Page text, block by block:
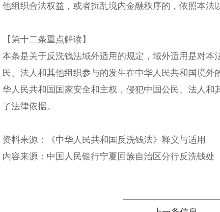
他组织合法权益，或者扰乱境内金融秩序的，依照本
【第十二条重点解读】
本条是关于反洗钱法域外适用的规定，域外适用是对
民、法人和其他组织参与的发生在中华人民共和国境
华人民共和国国家安全和主权，侵犯中国公民、法人
了法律依据。
资料来源：《中华人民共和国反洗钱法》释义与适用
内容来源：中国人民银行宁夏回族自治区分行反洗钱处